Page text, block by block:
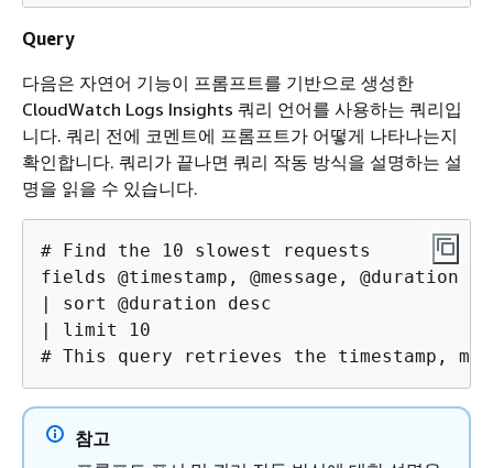
Query
다음은 자연어 기능이 프롬프트를 기반으로 생성한
CloudWatch Logs Insights 쿼리 언어를 사용하는 쿼리입
니다. 쿼리 전에 코멘트에 프롬프트가 어떻게 나타나는지
확인합니다. 쿼리가 끝나면 쿼리 작동 방식을 설명하는 설
명을 읽을 수 있습니다.
# Find the 10 slowest requests
fields @timestamp, @message, @duration
| sort @duration desc
| limit 10
# This query retrieves the timestamp,
참고